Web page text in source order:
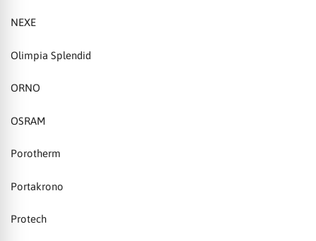
NEXE
Olimpia Splendid
ORNO
OSRAM
Porotherm
Portakrono
Protech